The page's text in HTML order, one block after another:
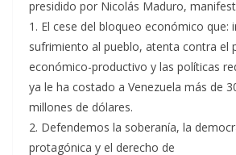
presidido por Nicolás Maduro,
1. El cese del bloqueo económico que:
sufrimiento al pueblo, atenta contra el
económico-productivo y las políticas
ya le ha costado a Venezuela más de
millones de dólares.
2. Defendemos la soberanía, la
protagónica y el derecho de